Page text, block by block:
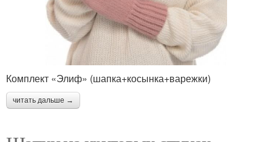
Комплект «Элиф» (шапка+косынка+варежки)
читать дальше →